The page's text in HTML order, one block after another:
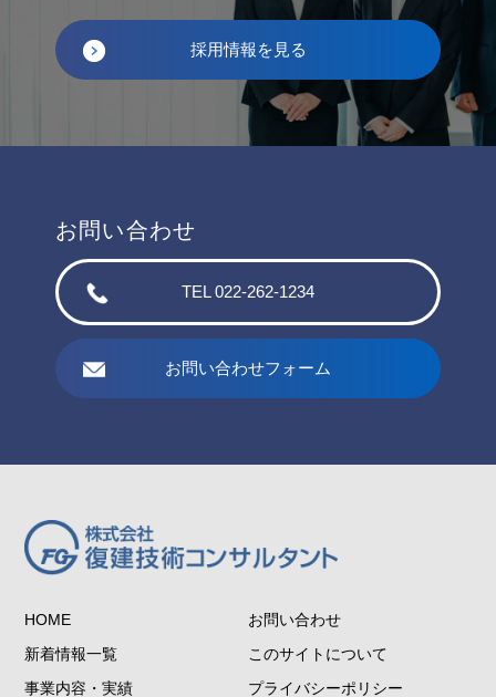
採用情報を見る
お問い合わせ
TEL 022-262-1234
お問い合わせフォーム
HOME
新着情報一覧
事業内容・実績
お問い合わせ
このサイトについて
プライバシーポリシー